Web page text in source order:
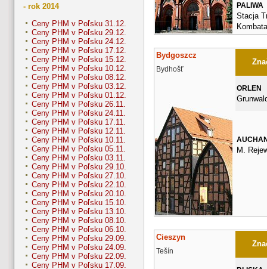
- rok 2014
Ceny PHM v Poľsku 31.12.
Ceny PHM v Poľsku 29.12.
Ceny PHM v Poľsku 24.12.
Ceny PHM v Poľsku 17.12.
Ceny PHM v Poľsku 15.12.
Ceny PHM v Poľsku 10.12.
Ceny PHM v Poľsku 08.12.
Ceny PHM v Poľsku 03.12.
Ceny PHM v Poľsku 01.12.
Ceny PHM v Poľsku 26.11.
Ceny PHM v Poľsku 24.11.
Ceny PHM v Poľsku 17.11.
Ceny PHM v Poľsku 12.11.
Ceny PHM v Poľsku 10.11.
Ceny PHM v Poľsku 05.11.
Ceny PHM v Poľsku 03.11.
Ceny PHM v Poľsku 29.10.
Ceny PHM v Poľsku 27.10.
Ceny PHM v Poľsku 22.10.
Ceny PHM v Poľsku 20.10.
Ceny PHM v Poľsku 15.10.
Ceny PHM v Poľsku 13.10.
Ceny PHM v Poľsku 08.10.
Ceny PHM v Poľsku 06.10.
Ceny PHM v Poľsku 29.09.
Ceny PHM v Poľsku 24.09.
Ceny PHM v Poľsku 22.09.
Ceny PHM v Poľsku 17.09.
PALIWA
Stacja
Bydgoszcz
Bydhošť
ORLEN
M.
Cieszyn
Tešín